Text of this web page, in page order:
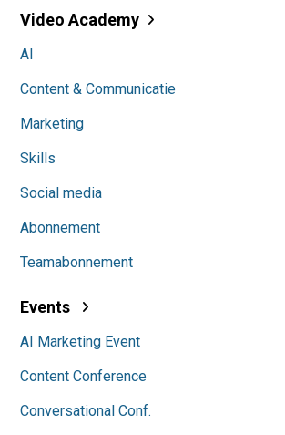
Video Academy
AI
Content & Communicatie
Marketing
Skills
Social media
Abonnement
Teamabonnement
Events
AI Marketing Event
Content Conference
Conversational Conf.